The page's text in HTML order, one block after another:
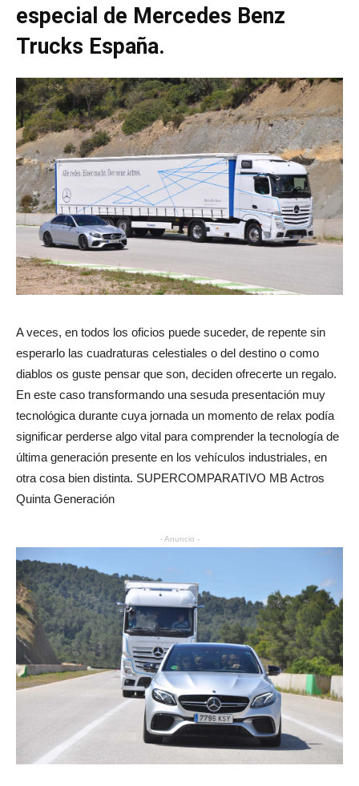
especial de Mercedes Benz
Trucks España.
A veces, en todos los oficios puede suceder, de repente sin
esperarlo las cuadraturas celestiales o del destino o como
diablos os guste pensar que son, deciden ofrecerte un regalo.
En este caso transformando una sesuda presentación muy
tecnológica durante cuya jornada un momento de relax podía
significar perderse algo vital para comprender la tecnología de
última generación presente en los vehículos industriales, en
otra cosa bien distinta. SUPERCOMPARATIVO MB Actros
Quinta Generación
- Anuncio -